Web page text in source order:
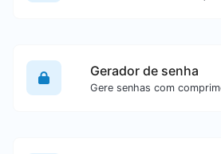
Gerador de senha